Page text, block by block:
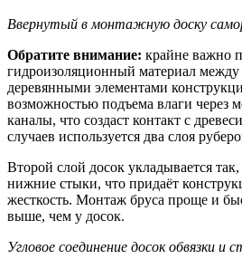
Ввернутый в монтажную доску
Обратите внимание: крайне важно
гидроизоляционный материал
деревянными элементами
возможностью подъема влаги через
каналы, что создаст контакт с
случаев используется два слоя
Второй слой досок укладывается
нижние стыки, что придаёт
жесткость. Монтаж бруса проще и
выше, чем у досок.
Угловое соединение досок обвязки